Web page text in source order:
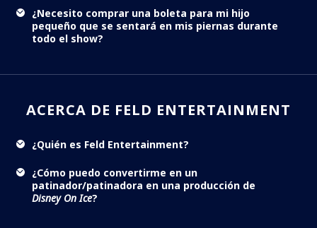
¿Necesito comprar una boleta para mi hijo
pequeño que se sentará en mis piernas durante
todo el show?
ACERCA DE FELD ENTERTAINMENT
¿Quién es Feld Entertainment?
¿Cómo puedo convertirme en un
patinador/patinadora en una producción de
Disney On Ice?